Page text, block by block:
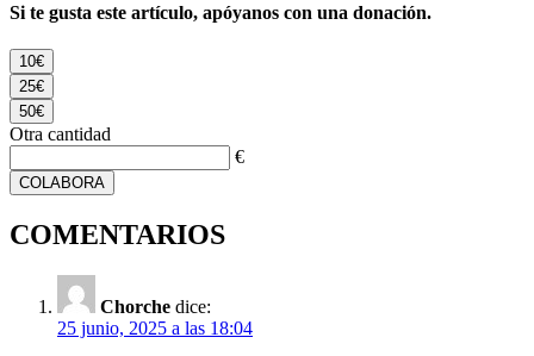
Si te gusta este artículo, apóyanos con una donación.
10€
25€
50€
Otra cantidad
€
COLABORA
COMENTARIOS
Chorche dice:
25 junio, 2025 a las 18:04